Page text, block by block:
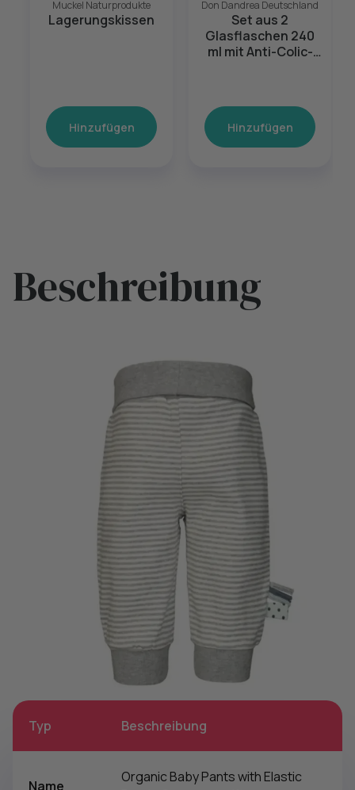
Muckel Naturprodukte
Lagerungskissen
Hinzufügen
Don Dandrea Deutschland
Set aus 2
Glasflaschen 240
ml mit Anti-Colic-
Hinzufügen
Beschreibung
Typ Beschreibung
Name
Organic Baby Pants with Elastic